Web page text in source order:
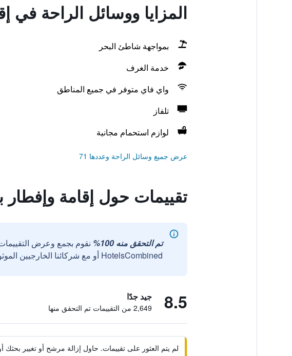
المزايا ووسائل الراحة في
بمواجهة شاطئ البحر
خدمة الغرف
واي فاي متوفر في جميع المناطق
تلفاز
لوازم استحمام مجانية
عرض جميع وسائل الراحة وعددها 71
تقييمات حول إقامة وإفطار
تم التحقق منه 100%
نقوم بجمع وعرض
HotelsCombined أو مع شركائنا الخارجيين الموثوقين.
8.5 جيد جدًا
2,649 من التقييمات تم التحقق منها
لم يتم العثور على تقييمات. حاول إزالة مرشح أو تغيير